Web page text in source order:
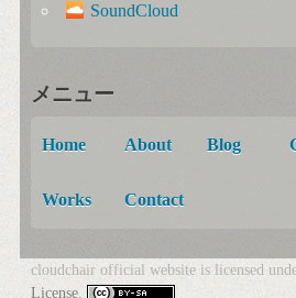
SoundCloud
メニュー
Home About Blog
Works Contact
cloudchair official website is licensed
License.